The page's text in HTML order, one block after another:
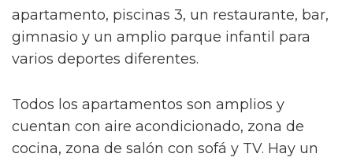
apartamento, piscinas 3, un restaurante, bar,
gimnasio y un amplio parque infantil para
varios deportes diferentes.
Todos los apartamentos son amplios y
cuentan con aire acondicionado, zona de
cocina, zona de salón con sofá y TV. Hay un